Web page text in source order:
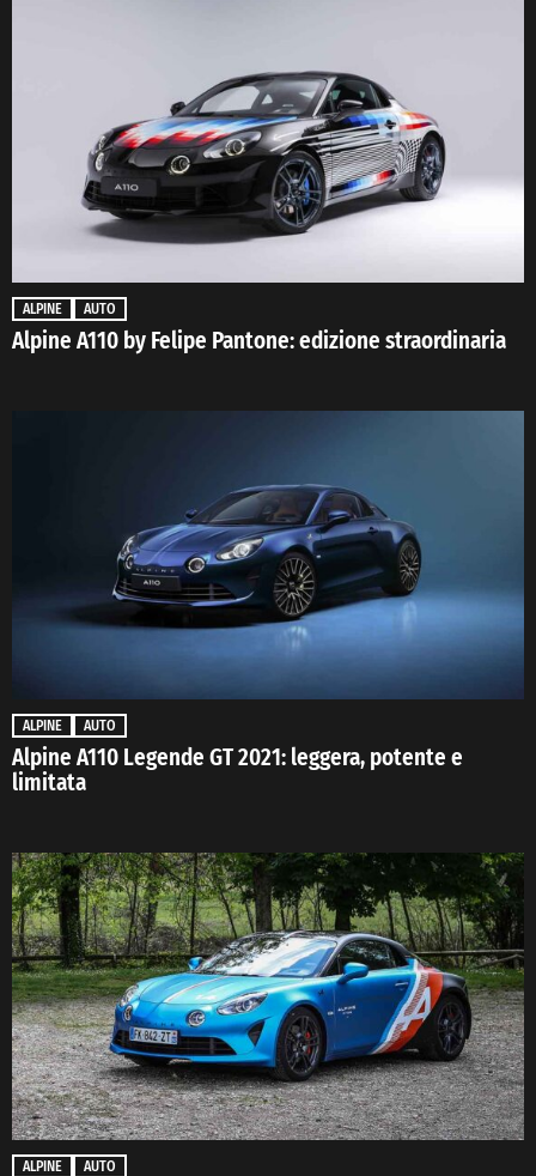
ALPINE AUTO
Alpine A110 by Felipe Pantone: edizione straordinaria
ALPINE AUTO
Alpine A110 Legende GT 2021: leggera, potente e
limitata
ALPINE AUTO